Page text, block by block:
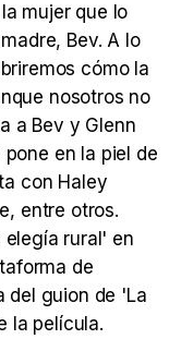
Tráiler 'Do Not Enter' (2026)
mujer que lo
Bev. A lo
cómo la
nosotros no
a Bev y Glenn
pone en la piel de
con Haley
entre otros.
elegía rural' en
de
del guion de 'La
la película.